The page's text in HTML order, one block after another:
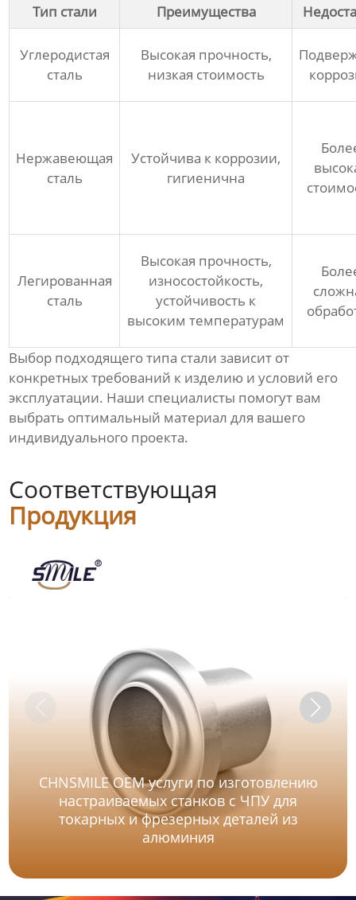
Тип стали Преимущества
Углеродистая
сталь
Высокая прочность,
низкая стоимость
Нержавеющая
сталь
Устойчива к коррозии,
гигиенична
Легированная
сталь
Высокая прочность,
износостойкость,
устойчивость к
высоким температурам
Выбор подходящего типа стали зависит от
конкретных требований к изделию и условий его
эксплуатации. Наши специалисты помогут вам
выбрать оптимальный материал для вашего
индивидуального проекта.
Соответствующая
Продукция
CHNSMILE OEM услуги по изготовлению
настраиваемых станков с ЧПУ для
токарных и фрезерных деталей из
алюминия